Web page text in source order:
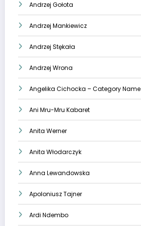
Andrzej Gołota
Andrzej Mankiewicz
Andrzej Stękała
Andrzej Wrona
Angelika Cichocka – Category Name
Ani Mru-Mru Kabaret
Anita Werner
Anita Włodarczyk
Anna Lewandowska
Apoloniusz Tajner
Ardi Ndembo